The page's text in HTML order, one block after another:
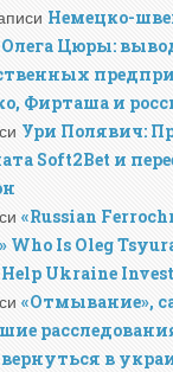
Немецко-
Цюры:
Фирташа и
Ури Полявич:
Soft2Bet и
«Russian
Who Is Oleg
Help Ukraine
«Отмывание»,
в